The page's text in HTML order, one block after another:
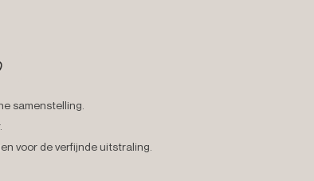
samenstelling.
voor de verfijnde uitstraling.